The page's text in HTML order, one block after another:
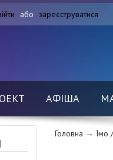
або зареєструватися
АФІША
Головна → Їмо